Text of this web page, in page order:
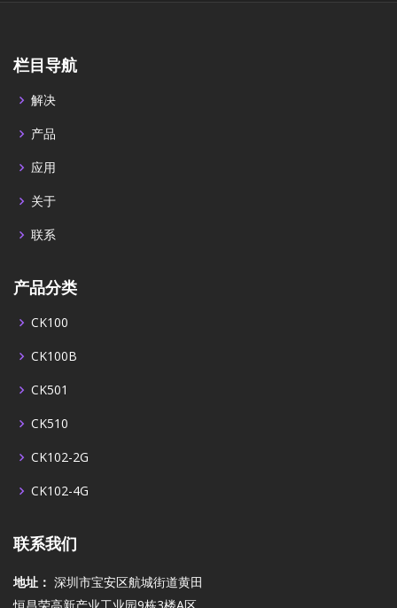
栏目导航
解决
产品
应用
关于
联系
产品分类
CK100
CK100B
CK501
CK510
CK102-2G
CK102-4G
联系我们
地址： 深圳市宝安区航城街道黄田